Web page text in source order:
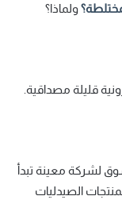
ولماذا؟
قليلة مصداقية.
لشركة معينة تبدأ
الصيدليات